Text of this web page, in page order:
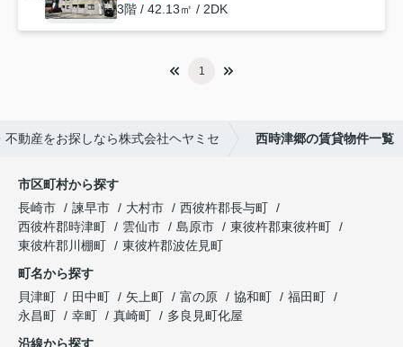
3階 / 42.13㎡ / 2DK
1
不動産をお探しなら株式会社ヘヤミセ 西時津郷の賃貸物件一覧
市区町村から探す
長崎市
諫早市 大村市
西彼杵郡長与町
西彼杵郡時津町
雲仙市 島原市
東彼杵郡東彼杵町
東彼杵郡川棚町
東彼杵郡波佐見町
町名から探す
貝津町
田中町 矢上町 富の原 協和町
福田町
永昌町
幸町 真崎町
多良見町化屋
沿線から探す